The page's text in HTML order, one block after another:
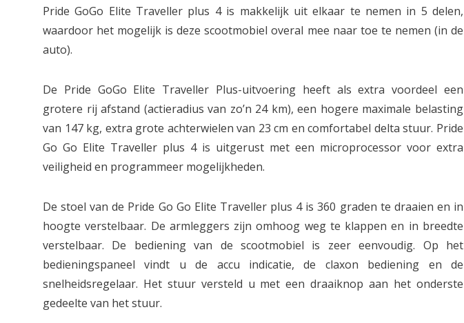
Pride GoGo Elite Traveller plus 4 is makkelijk uit elkaar te nemen in 5 delen,
waardoor het mogelijk is deze scootmobiel overal mee naar toe te nemen (in de
auto).
De Pride GoGo Elite Traveller Plus-uitvoering heeft als extra voordeel een
grotere rij afstand (actieradius van zo’n 24 km), een hogere maximale belasting
van 147 kg, extra grote achterwielen van 23 cm en comfortabel delta stuur. Pride
Go Go Elite Traveller plus 4 is uitgerust met een microprocessor voor extra
veiligheid en programmeer mogelijkheden.
De stoel van de Pride Go Go Elite Traveller plus 4 is 360 graden te draaien en in
hoogte verstelbaar. De armleggers zijn omhoog weg te klappen en in breedte
verstelbaar. De bediening van de scootmobiel is zeer eenvoudig. Op het
bedieningspaneel vindt u de accu indicatie, de claxon bediening en de
snelheidsregelaar. Het stuur versteld u met een draaiknop aan het onderste
gedeelte van het stuur.